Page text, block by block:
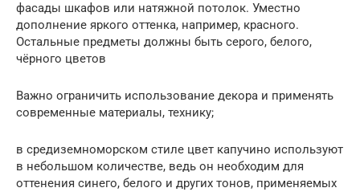
фасады шкафов или натяжной потолок. Уместно
дополнение яркого оттенка, например, красного.
Остальные предметы должны быть серого, белого,
чёрного цветов
Важно ограничить использование декора и применять
современные материалы, технику;
в средиземноморском стиле цвет капучино используют
в небольшом количестве, ведь он необходим для
оттенения синего, белого и других тонов, применяемых